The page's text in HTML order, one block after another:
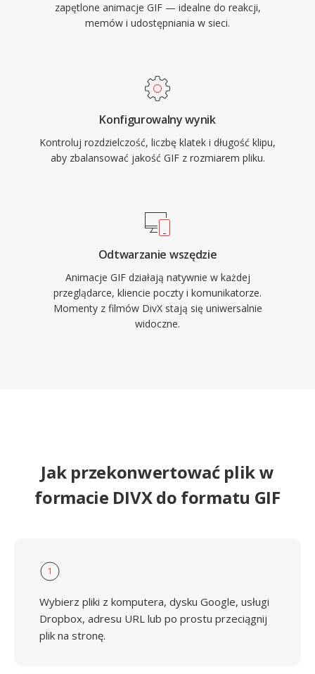
zapętlone animacje GIF — idealne do reakcji,
memów i udostępniania w sieci.
Konfigurowalny wynik
Kontroluj rozdzielczość, liczbę klatek i długość klipu,
aby zbalansować jakość GIF z rozmiarem pliku.
Odtwarzanie wszędzie
Animacje GIF działają natywnie w każdej
przeglądarce, kliencie poczty i komunikatorze.
Momenty z filmów DivX stają się uniwersalnie
widoczne.
Jak przekonwertować plik w
formacie DIVX do formatu GIF
1
Wybierz pliki z komputera, dysku Google, usługi
Dropbox, adresu URL lub po prostu przeciągnij
plik na stronę.